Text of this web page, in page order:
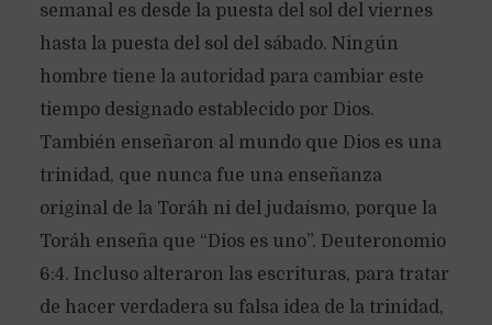
semanal es desde la puesta del sol del viernes
hasta la puesta del sol del sábado. Ningún
hombre tiene la autoridad para cambiar este
tiempo designado establecido por Dios.
También enseñaron al mundo que Dios es una
trinidad, que nunca fue una enseñanza
original de la Toráh ni del judaísmo, porque la
Toráh enseña que “Dios es uno”. Deuteronomio
6:4. Incluso alteraron las escrituras, para tratar
de hacer verdadera su falsa idea de la trinidad,